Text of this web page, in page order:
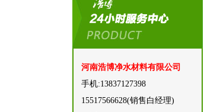
河南浩博净水材料有限公司
手机:13837127398
15517566628(‬销售白经理)